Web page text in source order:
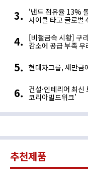
‘낸드 점유율 13%
사이클 타고 글로벌
[비철금속 시황] 구
감소에 공급 부족 우
현대차그룹, 새만금
건설·인테리어 최
코리아빌드위크’
추천제품